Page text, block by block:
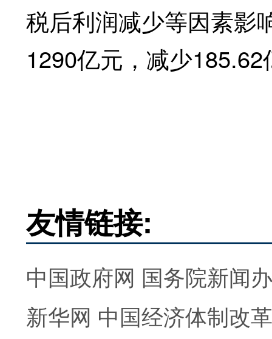
税后利润减少等因素影
1290亿元，减少
友情链接:
中国政府网 国务院新闻
新华网 中国经济体制改